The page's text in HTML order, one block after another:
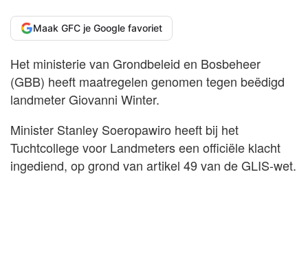
Maak GFC je Google favoriet
Het ministerie van Grondbeleid en Bosbeheer
(GBB) heeft maatregelen genomen tegen beëdigd
landmeter Giovanni Winter.
Minister Stanley Soeropawiro heeft bij het
Tuchtcollege voor Landmeters een officiële klacht
ingediend, op grond van artikel 49 van de GLIS-wet.